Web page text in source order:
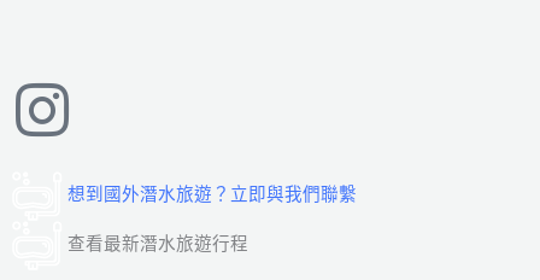
想到國外潛水旅遊？立即與我們聯繫
查看最新潛水旅遊行程